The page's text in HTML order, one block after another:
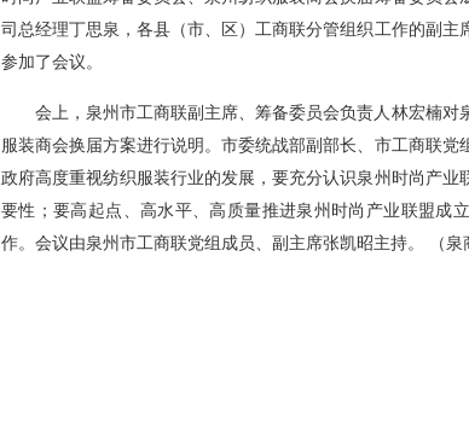
司总经理丁思泉，各县（市、区）工商联分管组织工作的副主
参加了会议。
会上，泉州市工商联副主席、筹备委员会负责人林宏楠对
服装商会换届方案进行说明。市委统战部副部长、市工商联党
政府高度重视纺织服装行业的发展，要充分认识泉州时尚产业
要性；要高起点、高水平、高质量推进泉州时尚产业联盟成
作。会议由泉州市工商联党组成员、副主席张凯昭主持。 （泉